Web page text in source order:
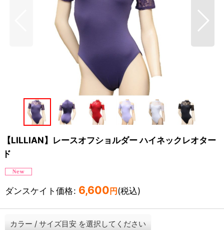
【LILLIAN】レースオフショルダー ハイネックレオター
ド
ダンスケイト価格: 6,600 円 (税込)
カラー / サイズ目安 を選択してください